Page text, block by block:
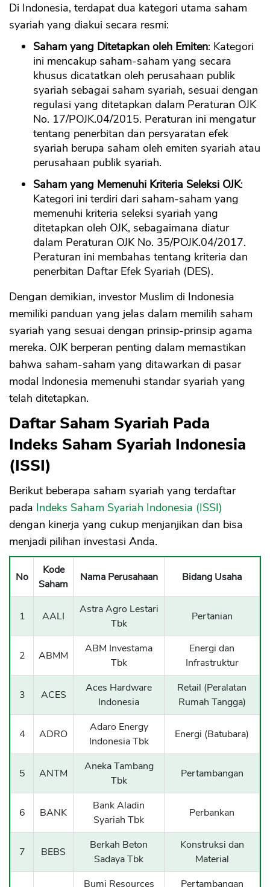
Di Indonesia, terdapat dua kategori utama saham
syariah yang diakui secara resmi:
Saham yang Ditetapkan oleh Emiten: Kategori
ini mencakup saham-saham yang secara
khusus dicatatkan oleh perusahaan publik
syariah sebagai saham syariah, sesuai dengan
regulasi yang ditetapkan dalam Peraturan OJK
No. 17/POJK.04/2015. Peraturan ini mengatur
tentang penerbitan dan persyaratan efek
syariah berupa saham oleh emiten syariah atau
perusahaan publik syariah.
Saham yang Memenuhi Kriteria Seleksi OJK:
Kategori ini terdiri dari saham-saham yang
memenuhi kriteria seleksi syariah yang
ditetapkan oleh OJK, sebagaimana diatur
dalam Peraturan OJK No. 35/POJK.04/2017.
Peraturan ini membahas tentang kriteria dan
penerbitan Daftar Efek Syariah (DES).
Dengan demikian, investor Muslim di Indonesia
memiliki panduan yang jelas dalam memilih saham
syariah yang sesuai dengan prinsip-prinsip agama
mereka. OJK berperan penting dalam memastikan
bahwa saham-saham yang ditawarkan di pasar
modal Indonesia memenuhi standar syariah yang
telah ditetapkan.
Daftar Saham Syariah Pada
Indeks Saham Syariah Indonesia
(ISSI)
Berikut beberapa saham syariah yang terdaftar
pada Indeks Saham Syariah Indonesia (ISSI)
dengan kinerja yang cukup menjanjikan dan bisa
menjadi pilihan investasi Anda.
No
Kode
Saham
Nama Perusahaan Bidang Usaha
1 AALI
Astra Agro Lestari
Tbk
Pertanian
2 ABMM
ABM Investama
Tbk
Energi dan
Infrastruktur
3 ACES
Aces Hardware
Indonesia
Retail (Peralatan
Rumah Tangga)
4 ADRO
Adaro Energy
Indonesia Tbk
Energi (Batubara)
5 ANTM
Aneka Tambang
Tbk
Pertambangan
6 BANK
Bank Aladin
Syariah Tbk
Perbankan
7 BEBS
Berkah Beton
Sadaya Tbk
Konstruksi dan
Material
Bumi Resources Pertambangan